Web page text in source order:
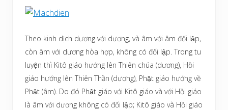
Theo kinh dịch dương với dương, và âm với âm đối lập,
còn âm với dương hòa hợp, không có đối lập. Trong tu
luyện thì Kitô giáo hướng lên Thiên chúa (dương), Hồi
giáo hướng lên Thiên Thần (dương), Phật giáo hướng về
Phật (âm). Do đó Phật giáo với Kitô giáo và với Hồi giáo
là âm với dương không có đối lập; Kitô giáo và Hồi giáo